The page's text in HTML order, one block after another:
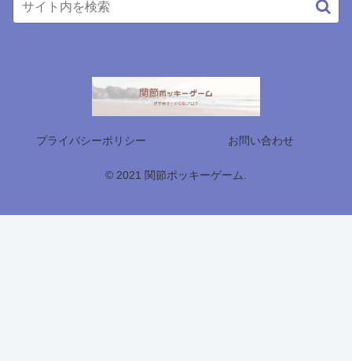
プライバシーポリシー お問い合わせ
© 2021 関節ポッキーゲーム.